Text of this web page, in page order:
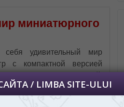
миниатюрного
себя удивительный мир
с компактной версией
Pocket) (рум.). Этот